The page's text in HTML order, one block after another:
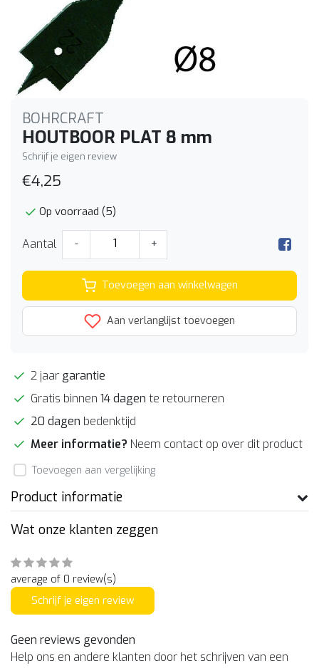
BOHRCRAFT
HOUTBOOR PLAT 8 mm
Schrijf je eigen review
€4,25
Op voorraad (5)
Aantal - +
Toevoegen aan winkelwagen
Aan verlanglijst toevoegen
2 jaar garantie
Gratis binnen 14 dagen te retourneren
20 dagen bedenktijd
Meer informatie? Neem contact op over dit product
Toevoegen aan vergelijking
Product informatie
Wat onze klanten zeggen
average of 0 review(s)
Schrijf je eigen review
Geen reviews gevonden
Help ons en andere klanten door het schrijven van een